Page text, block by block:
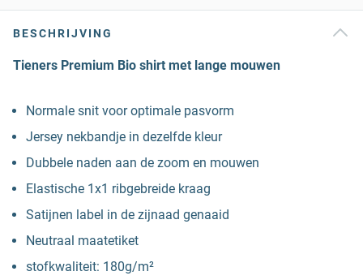
BESCHRIJVING
Tieners Premium Bio shirt met lange mouwen
Normale snit voor optimale pasvorm
Jersey nekbandje in dezelfde kleur
Dubbele naden aan de zoom en mouwen
Elastische 1x1 ribgebreide kraag
Satijnen label in de zijnaad genaaid
Neutraal maatetiket
stofkwaliteit: 180g/m²